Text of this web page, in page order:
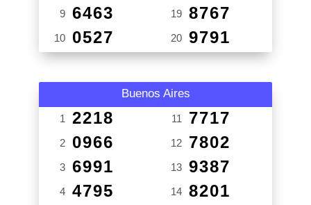
9 6463
10 0527
19 8767
20 9791
Buenos Aires
1 2218
2 0966
3 6991
4 4795
11 7717
12 7802
13 9387
14 8201